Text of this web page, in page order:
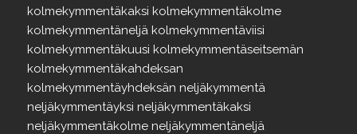
kolmekymmentäkaksi kolmekymmentäkolme
kolmekymmentäneljä kolmekymmentäviisi
kolmekymmentäkuusi kolmekymmentäseitsemän
kolmekymmentäkahdeksan
kolmekymmentäyhdeksän neljäkymmentä
neljäkymmentäyksi neljäkymmentäkaksi
neljäkymmentäkolme neljäkymmentäneljä